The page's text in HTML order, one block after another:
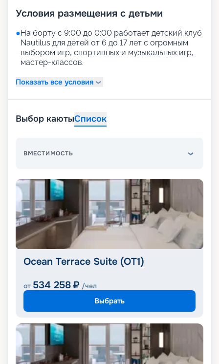
Условия размещения с детьми
●На борту с 9:00 до 0:00 работает детский клуб
Nautilus для детей от 6 до 17 лет с огромным
выбором игр, спортивных и музыкальных игр,
мастер-классов.
Показать все условия
Выбор каютыСписок
ВМЕСТИМОСТЬ
Ocean Terrace Suite (OT1)
от 534 258 ₽ /чел
Выбрать